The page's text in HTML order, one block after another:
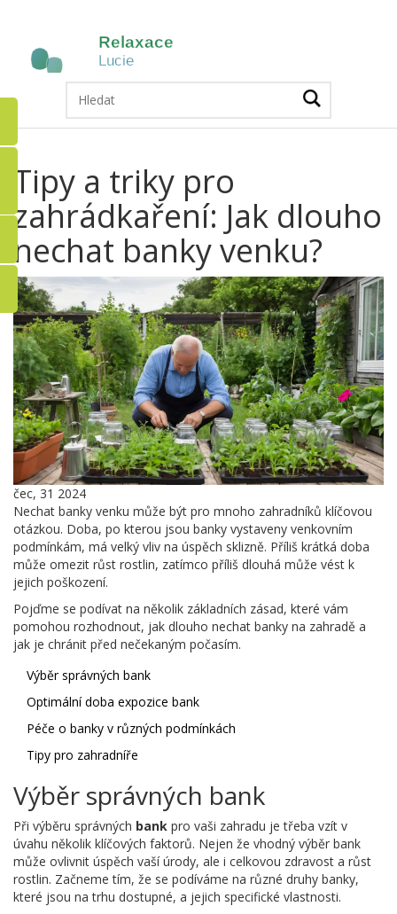
Tipy a triky pro
zahrádkaření: Jak dlouho
nechat banky venku?
čec, 31 2024
Nechat banky venku může být pro mnoho zahradníků klíčovou
otázkou. Doba, po kterou jsou banky vystaveny venkovním
podmínkám, má velký vliv na úspěch sklizně. Příliš krátká doba
může omezit růst rostlin, zatímco příliš dlouhá může vést k
jejich poškození.
Pojďme se podívat na několik základních zásad, které vám
pomohou rozhodnout, jak dlouho nechat banky na zahradě a
jak je chránit před nečekaným počasím.
Výběr správných bank
Optimální doba expozice bank
Péče o banky v různých podmínkách
Tipy pro zahradníře
Výběr správných bank
Při výběru správných bank pro vaši zahradu je třeba vzít v
úvahu několik klíčových faktorů. Nejen že vhodný výběr bank
může ovlivnit úspěch vaší úrody, ale i celkovou zdravost a růst
rostlin. Začneme tím, že se podíváme na různé druhy banky,
které jsou na trhu dostupné, a jejich specifické vlastnosti.